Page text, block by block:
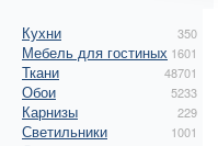
Кухни 350
Мебель для гостиных 1601
Ткани 48701
Обои 5233
Карнизы 229
Светильники 1001